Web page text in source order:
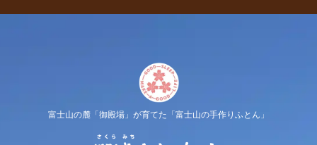
富士山の麓「御殿場」が育てた「富士山の手作りふとん」